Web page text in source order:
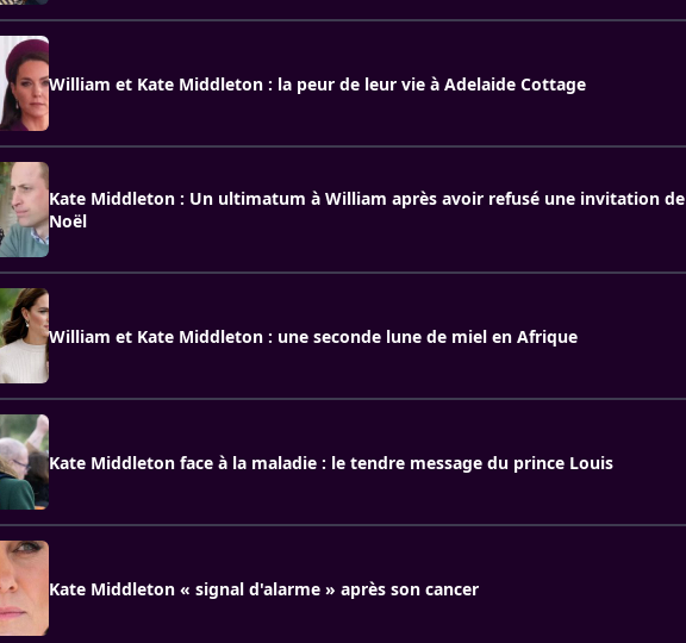
William et Kate Middleton : la peur de leur vie à Adelaide Cottage
Kate Middleton : Un ultimatum à William après avoir refusé une invitation de
Noël
William et Kate Middleton : une seconde lune de miel en Afrique
Kate Middleton face à la maladie : le tendre message du prince Louis
Kate Middleton « signal d'alarme » après son cancer